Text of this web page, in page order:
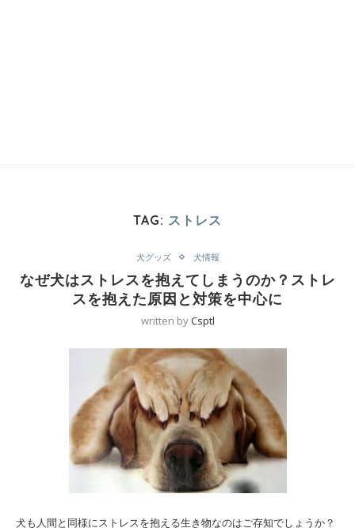
TAG: ストレス
犬グッズ 犬情報
なぜ犬はストレスを抱えてしまうのか？ストレ
スを抱えた原因と対策を中心に
written byCsptl
犬も人間と同様にストレスを抱える生き物なのはご存知でしょうか？